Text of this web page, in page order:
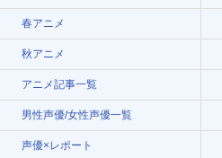
春アニメ
秋アニメ
アニメ記事一覧
男性声優/女性声優一覧
声優×レポート